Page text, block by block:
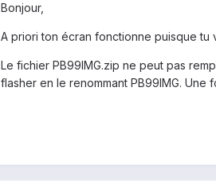
Bonjour,
A priori ton écran fonctionne puisque
Le fichier PB99IMG.zip ne peut pas
flasher en le renommant PB99IMG.